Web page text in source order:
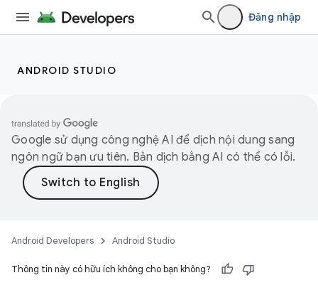
Đăng nhập
ANDROID STUDIO
Google sử dụng công nghệ AI để dịch nội dung sang
ngôn ngữ bạn ưu tiên. Bản dịch bằng AI có thể có lỗi.
Android Developers Android Studio
Thông tin này có hữu ích không cho bạn không?